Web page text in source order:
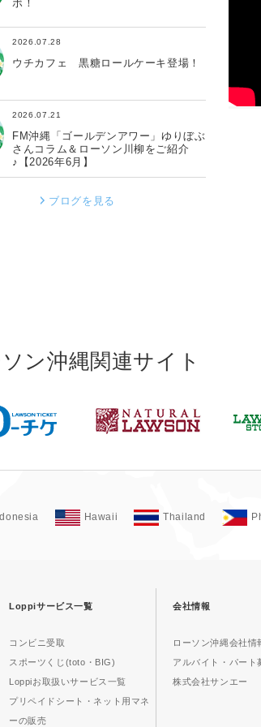
ボ！
2026.07.28
ウチカフェ 黒糖ロールケーキ登場！
2026.07.21
FM沖縄「ゴールデンアワー」ゆりぼぶ
さんコラム＆ローソン川柳をご紹介
♪【2026年6月】
ブログを見る
ン沖縄関連サイト
Hawaii Thailand
Loppiサービス一覧
コンビニ受取
スポーツくじ(toto・BIG)
Loppiお取扱いサービス一覧
プリペイドシート・ネット用マネ
ーの販売
会社情報
ローソン沖縄会社情
アルバイト・パート
株式会社サンエー